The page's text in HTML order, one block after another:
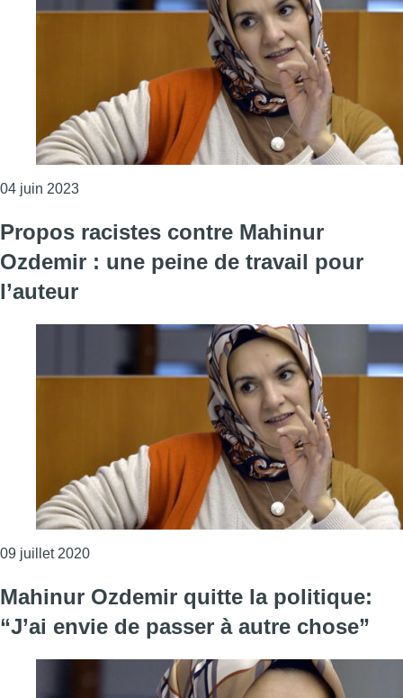
04 juin 2023Consulter l'article "Turquie : l’ex-députée
Propos racistes contre Mahinur
Ozdemir : une peine de travail pour
l’auteur
09 juillet 2020Consulter l'article "Propos racistes contre
Mahinur Ozdemir quitte la politique:
“J’ai envie de passer à autre chose”